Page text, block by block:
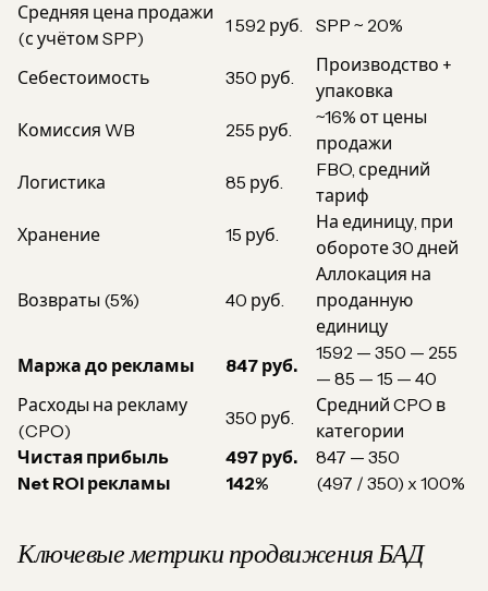
Средняя цена продажи
(с учётом SPP)
1 592 руб. SPP ~ 20%
Себестоимость 350 руб.
Производство +
упаковка
Комиссия WB
255 руб.
~16% от цены
продажи
Логистика
85 руб.
FBO, средний
тариф
Хранение
15 руб.
На единицу, при
обороте 30 дней
Возвраты (5%) 40 руб.
Аллокация на
проданную
единицу
Маржа до рекламы
847 руб.
1592 — 350 — 255
— 85 — 15 — 40
Расходы на рекламу
(CPO)
350 руб.
Средний CPO в
категории
Чистая прибыль
497 руб.
847 — 350
Net ROI рекламы
142% (497 / 350) x 100%
Ключевые метрики продвижения БАД